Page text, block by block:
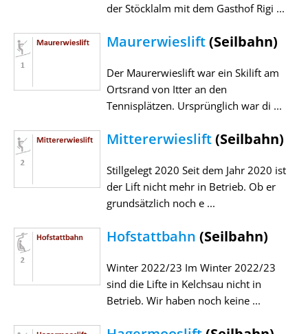
der Stöcklalm mit dem Gasthof Rigi ...
Maurerwieslift(Seilbahn)
Der Maurerwieslift war ein Skilift am
Ortsrand von Itter an den
Tennisplätzen. Ursprünglich war di ...
Mittererwieslift(Seilbahn)
Stillgelegt 2020 Seit dem Jahr 2020 ist
der Lift nicht mehr in Betrieb. Ob er
grundsätzlich noch e ...
Hofstattbahn (Seilbahn)
Winter 2022/23 Im Winter 2022/23
sind die Lifte in Kelchsau nicht in
Betrieb. Wir haben noch keine ...